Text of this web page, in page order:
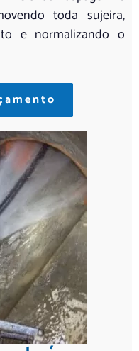
toda sujeira,
e normalizando o